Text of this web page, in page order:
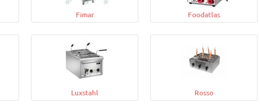
Fimar Foodatlas
Luxstahl Rosso